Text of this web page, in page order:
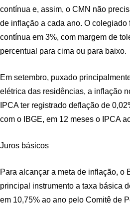
contínua e, assim, o CMN não
de inflação a cada ano. O colegiado
contínua em 3%, com margem de
percentual para cima ou para baixo.
Em setembro, puxado
elétrica das residências, a inflação
IPCA ter registrado deflação de
com o IBGE, em 12 meses o IPCA
Juros básicos
Para alcançar a meta de inflação, o
principal instrumento a taxa básica
em 10,75% ao ano pelo Comitê de